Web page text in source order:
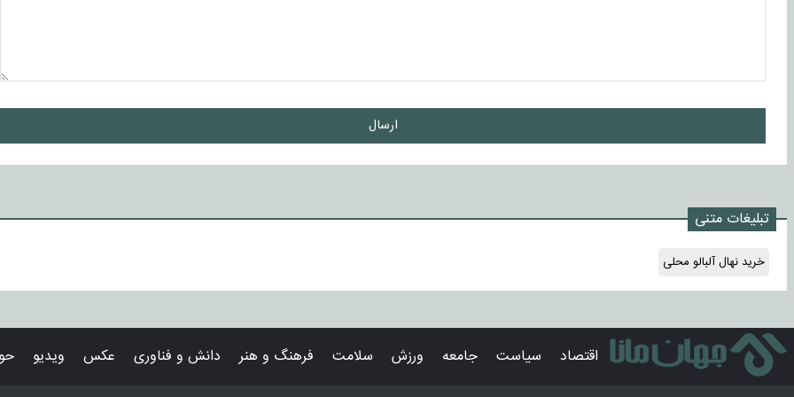
ارسال
تبلیغات متنی
خرید نهال آلبالو محلی
اقتصاد سیاست جامعه ورزش سلامت فرهنگ و هنر دانش و فناوری عکس ویدیو